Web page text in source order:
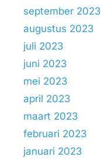
september 2023
augustus 2023
juli 2023
juni 2023
mei 2023
april 2023
maart 2023
februari 2023
januari 2023